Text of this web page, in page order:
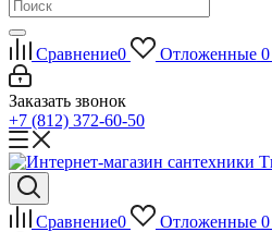
Сравнение0 Отложенные 0
Заказать звонок
+7 (812) 372-60-50
Сравнение0 Отложенные 0